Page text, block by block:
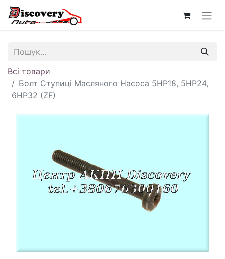
Всі товари
Болт Ступиці Масляного Насоса 5HP18, 5HP24,
6HP32 (ZF)